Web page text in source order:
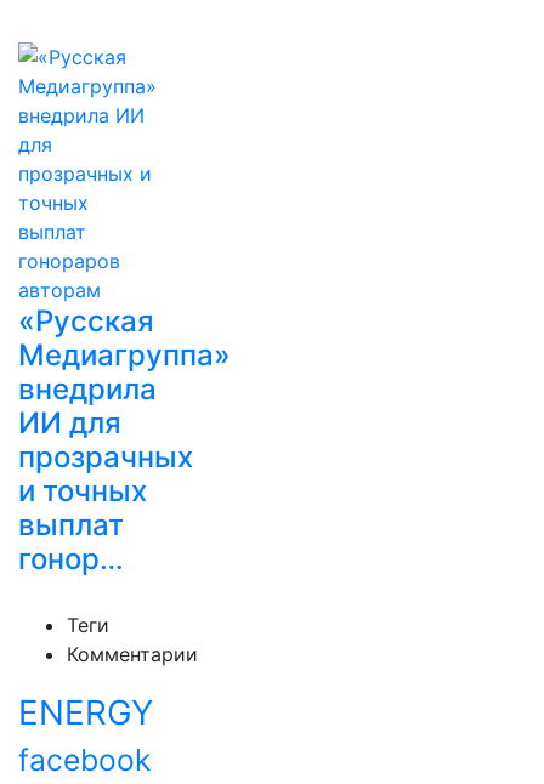
«Русская
Медиагруппа»
внедрила
ИИ для
прозрачных
и точных
выплат
гонор…
Теги
Комментарии
ENERGY
facebook